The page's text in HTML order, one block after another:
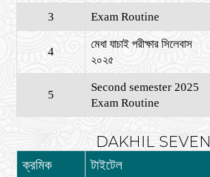
3 Exam Routine
4
মেধা যাচাই পরীক্ষার সিলেবাস
২০২৫
5
Second semester 2025
Exam Routine
DAKHIL SEVEN
ক্রমিক টাইটেল